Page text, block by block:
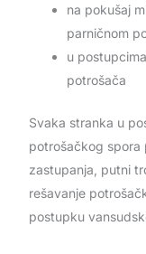
na pokušaj
parničnom
u
potrošača
Svaka stranka u
potrošačkog spora
zastupanja, putni
rešavanje
postupku